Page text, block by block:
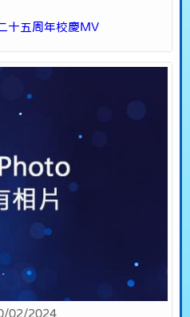
十五周年校慶MV
02/2024